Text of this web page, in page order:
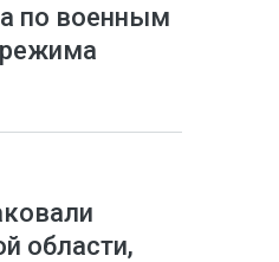
по военным
области,